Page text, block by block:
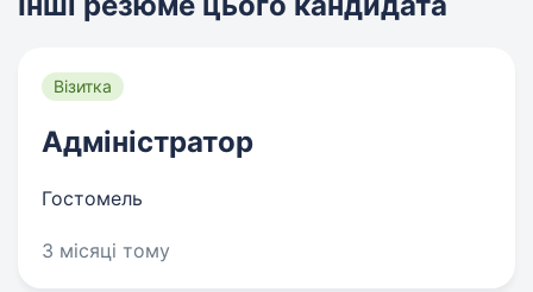
Візитка
Адміністратор
Гостомель
3 місяці тому